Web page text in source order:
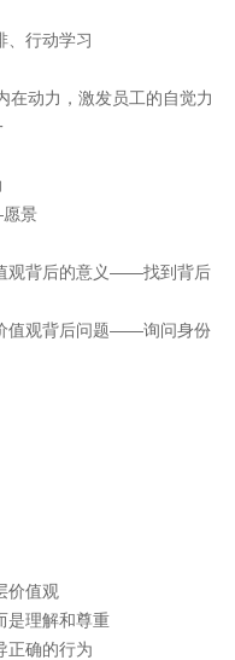
、行动学习
在动力，激发员工的自觉力
景
观背后的意义——找到背后
值观背后问题——询问身份
价值观
是理解和尊重
正确的行为